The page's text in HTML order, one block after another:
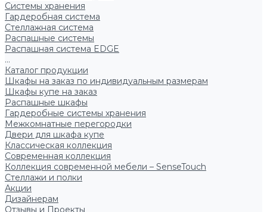
Системы хранения
Гардеробная система
Стеллажная система
Распашные системы
Распашная система EDGE
...
Каталог продукции
Шкафы на заказ по индивидуальным размерам
Шкафы купе на заказ
Распашные шкафы
Гардеробные системы хранения
Межкомнатные перегородки
Двери для шкафа купе
Классическая коллекция
Современная коллекция
Коллекция современной мебели – SenseTouch
Стеллажи и полки
Акции
Дизайнерам
Отзывы и Проекты